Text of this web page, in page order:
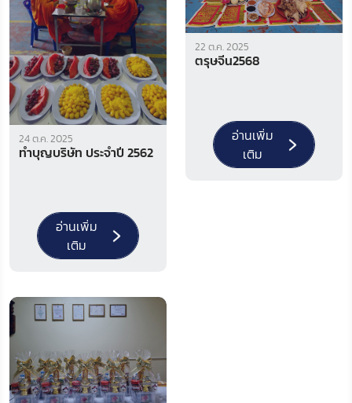
24 ต.ค. 2025
ทำบุญบริษัท ประจำปี 2562
อ่านเพิ่ม
เติม
22 ต.ค. 2025
ตรุษจีน2568
อ่านเพิ่ม
เติม